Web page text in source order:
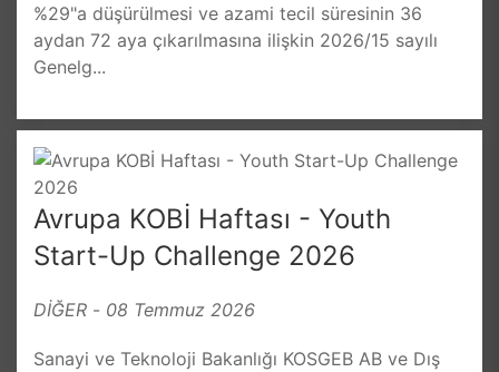
%29"a düşürülmesi ve azami tecil süresinin 36
aydan 72 aya çıkarılmasına ilişkin 2026/15 sayılı
Genelg...
Avrupa KOBİ Haftası - Youth
Start-Up Challenge 2026
DİĞER - 08 Temmuz 2026
Sanayi ve Teknoloji Bakanlığı KOSGEB AB ve Dış